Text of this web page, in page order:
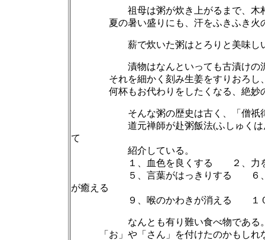
祖母は粥が炊き上がるまで、木
夏の暑い盛りにも、汗をふきふき火の
薪で炊いた粥はとろりと美味し
漬物はなんといっても古漬けの
それを細かく刻み生姜をすりおろし、
何杯もお代わりをしたくなる、絶妙の
そんな粥の歴史は古く、「僧祇律」(
道元禅師が赴粥飯法(ふしゅくはんぼ
て
紹介している。
１、血色を良くする ２、力を得
５、言葉がはっきりする ６、胸
が癒える
９、喉のかわきが消える １０、
なんとも有り難い食べ物であ
「お」や「さん」を付けたのかもしれ